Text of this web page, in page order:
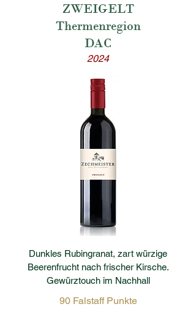
ZWEIGELT
Thermenregion
DAC
2024
Dunkles Rubingranat, zart würzige
Beerenfrucht nach frischer Kirsche.
Gewürztouch im Nachhall
90 Falstaff Punkte